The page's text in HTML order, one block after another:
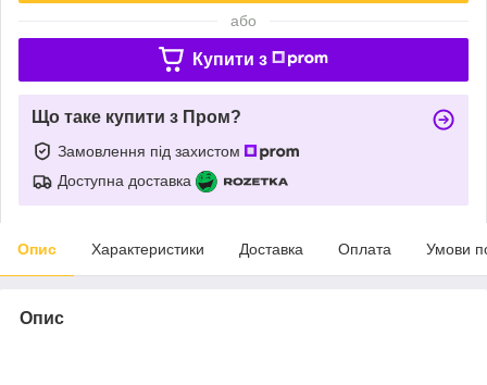
або
Купити з
Що таке купити з Пром?
Замовлення під захистом
Доступна доставка
Опис Характеристики Доставка Оплата Умови
Опис